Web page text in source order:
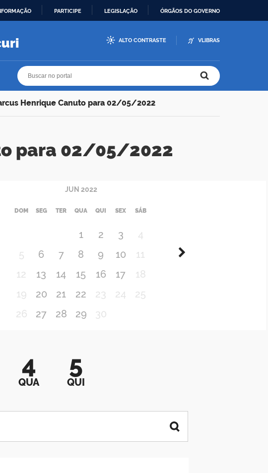
PARTICIPE LEGISLAÇÃO ÓRGÃOS DO GOVERNO
ALTO CONTRASTE VLIBRAS
Henrique Canuto para 02/05/2022
para 02/05/2022
JUN 2022
DOM SEG TER QUA QUI SEX SÁB
1 2 3
4
5
6 7 8 9 10
11
12
13 14 15 16 17
18
19
20 21 22 23 24
25
26
27 28 29 30
4
QUA
5
QUI